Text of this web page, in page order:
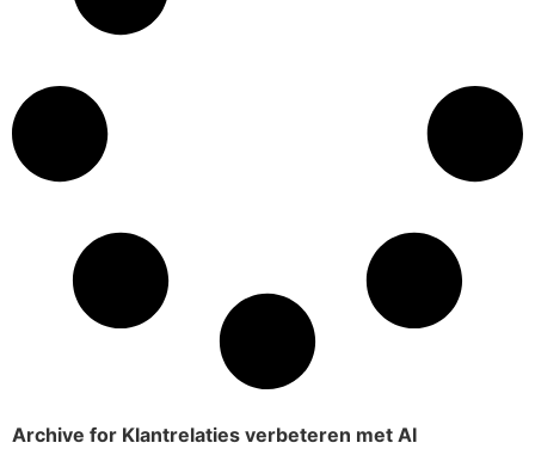
Archive for Klantrelaties verbeteren met AI